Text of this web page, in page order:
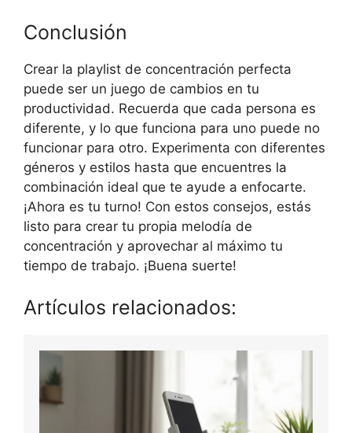
Conclusión
Crear la playlist de concentración perfecta
puede ser un juego de cambios en tu
productividad. Recuerda que cada persona es
diferente, y lo que funciona para uno puede no
funcionar para otro. Experimenta con diferentes
géneros y estilos hasta que encuentres la
combinación ideal que te ayude a enfocarte.
¡Ahora es tu turno! Con estos consejos, estás
listo para crear tu propia melodía de
concentración y aprovechar al máximo tu
tiempo de trabajo. ¡Buena suerte!
Artículos relacionados: